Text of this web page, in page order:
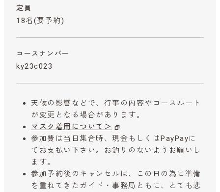
定員
18名(要予約)
コースナンバー
ky23c023
天候の影響などで、行事の内容やコースルート
が変更となる場合があります。
マスク着用について＞
参加費は当日集合時、現金もしくはPayPayに
てお支払い下さい。お釣りのないようお願いし
ます。
参加予約後のキャンセルは、この日の為に準備
を重ねてきたガイド・事務局ともに、とても悲